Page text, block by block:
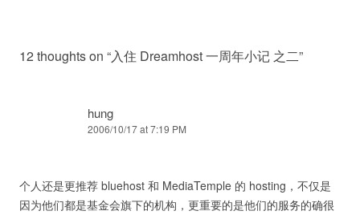
12 thoughts on “入住 Dreamhost 一周年小记 之二”
hung
2006/10/17 at 7:19 PM
个人还是更推荐 bluehost 和 MediaTemple 的 hosting，不仅是
因为他们都是基金会旗下的机构，更重要的是他们的服务的确很